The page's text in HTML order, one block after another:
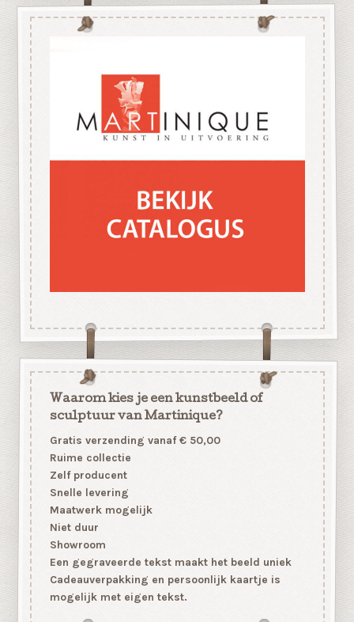
Waarom kies je een kunstbeeld of
sculptuur van Martinique?
Gratis verzending vanaf € 50,00
Ruime collectie
Zelf producent
Snelle levering
Maatwerk mogelijk
Niet duur
Showroom
Een gegraveerde tekst maakt het beeld uniek
Cadeauverpakking en persoonlijk kaartje is
mogelijk met eigen tekst.